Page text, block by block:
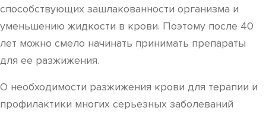
способствующих зашлакованности организма и
уменьшению жидкости в крови. Поэтому после 40
лет можно смело начинать принимать препараты
для ее разжижения.
О необходимости разжижения крови для терапии и
профилактики многих серьезных заболеваний